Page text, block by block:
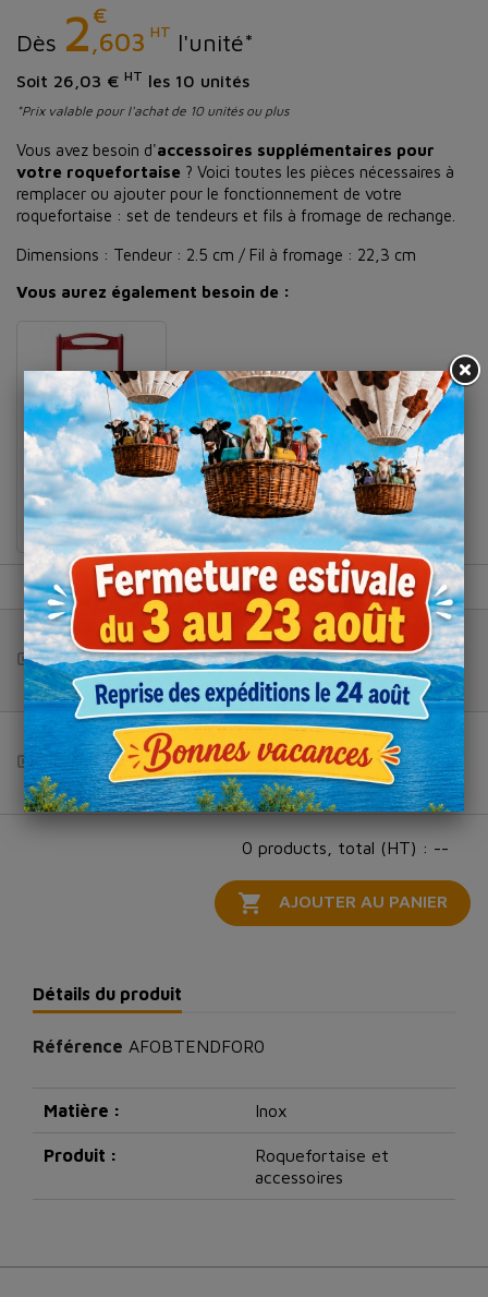
Dès 2 €
,603 HT l'unité*
Soit 26,03 € HT les 10 unités
*Prix valable pour l'achat de 10 unités ou plus
Vous avez besoin d'accessoires supplémentaires pour
votre roquefortaise ? Voici toutes les pièces nécessaires à
remplacer ou ajouter pour le fonctionnement de votre
roquefortaise : set de tendeurs et fils à fromage de rechange.
Dimensions : Tendeur : 2.5 cm / Fil à fromage : 22,3 cm
Vous aurez également besoin de :
Roquefortaise
professionnelle
- Roqueforce
Produit Colis de Panier
Fils
10
Total (HT) :
--
Set tendeur
1
Total (HT) :--
0 products, total (HT) : --
 AJOUTER AU PANIER
Détails du produit
Référence AFOBTENDFOR0
Matière : Inox
Produit :
Roquefortaise et
accessoires